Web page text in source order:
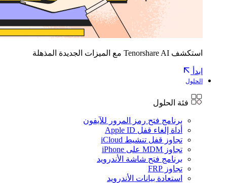
استكشف Tenorshare AI مع الميزات الجديدة المذهلة
ابدأ
الحلول
فئة الحلول
برنامج فتح رمز المرور للآيفون
أداة إلغاء قفل Apple ID
تجاوز قفل تنشيط iCloud
تجاوز MDM على iPhone
برنامج فتح شاشة الأندرويد
تجاوز FRP
استعادة بيانات الأندرويد